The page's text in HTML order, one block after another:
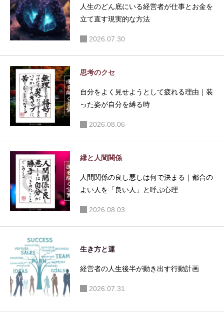
人生のどん底にいる経営者が仕事とお金を
立て直す現実的な方法
2026.07.30
思考のクセ
自分をよく見せようとして疲れる理由｜装
った姿が自分を縛る時
2026.08.06
縁と人間関係
人間関係の良し悪しは何で決まる｜都合の
よい人を「良い人」と呼ぶ心理
2026.08.03
生き方と運
経営者の人生後半が動き出す行動計画
2026.07.31